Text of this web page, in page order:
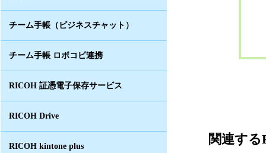
チーム手帳（ビジネスチャット）
チーム手帳 ロボコピ連携
RICOH 証憑電子保存サービス
RICOH Drive
RICOH kintone plus 関連する